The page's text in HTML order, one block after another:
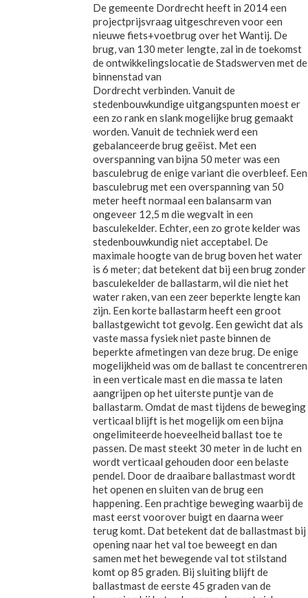
De gemeente Dordrecht heeft in 2014 een
projectprijsvraag uitgeschreven voor een
nieuwe fiets+voetbrug over het Wantij. De
brug, van 130 meter lengte, zal in de toekomst
de ontwikkelingslocatie de Stadswerven met de
binnenstad van
Dordrecht verbinden. Vanuit de
stedenbouwkundige uitgangspunten moest er
een zo rank en slank mogelijke brug gemaakt
worden. Vanuit de techniek werd een
gebalanceerde brug geëist. Met een
overspanning van bijna 50 meter was een
basculebrug de enige variant die overbleef. Een
basculebrug met een overspanning van 50
meter heeft normaal een balansarm van
ongeveer 12,5 m die wegvalt in een
basculekelder. Echter, een zo grote kelder was
stedenbouwkundig niet acceptabel. De
maximale hoogte van de brug boven het water
is 6 meter; dat betekent dat bij een brug zonder
basculekelder de ballastarm, wil die niet het
water raken, van een zeer beperkte lengte kan
zijn. Een korte ballastarm heeft een groot
ballastgewicht tot gevolg. Een gewicht dat als
vaste massa fysiek niet paste binnen de
beperkte afmetingen van deze brug. De enige
mogelijkheid was om de ballast te concentreren
in een verticale mast en die massa te laten
aangrijpen op het uiterste puntje van de
ballastarm. Omdat de mast tijdens de beweging
verticaal blijft is het mogelijk om een bijna
ongelimiteerde hoeveelheid ballast toe te
passen. De mast steekt 30 meter in de lucht en
wordt verticaal gehouden door een belaste
pendel. Door de draaibare ballastmast wordt
het openen en sluiten van de brug een
happening. Een prachtige beweging waarbij de
mast eerst voorover buigt en daarna weer
terug komt. Dat betekent dat de ballastmast bij
opening naar het val toe beweegt en dan
samen met het bewegende val tot stilstand
komt op 85 graden. Bij sluiting blijft de
ballastmast de eerste 45 graden van de